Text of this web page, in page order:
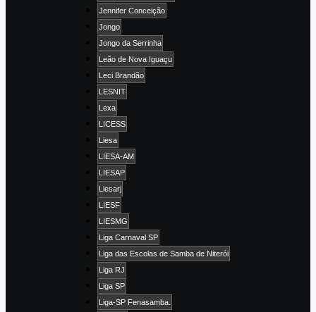
Jennifer Conceição
Jongo
Jongo da Serrinha
Leão de Nova Iguaçu
Leci Brandão
LESNIT
Lexa
LICESS
Liesa
LIESA-AM
LIESAP
Liesarj
LIESF
LIESMG
Liga Carnaval SP
Liga das Escolas de Samba de Niterói
Liga RJ
Liga SP
Liga-SP Fenasamba.